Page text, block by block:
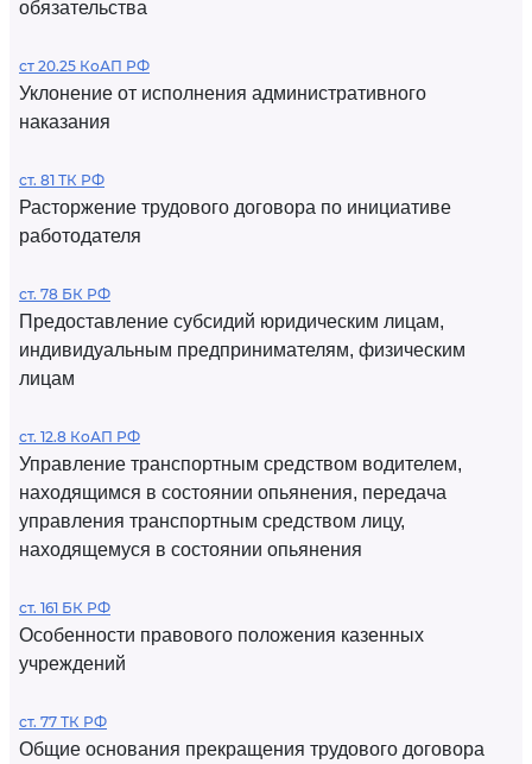
обязательства
ст 20.25 КоАП РФ
Уклонение от исполнения административного
наказания
ст. 81 ТК РФ
Расторжение трудового договора по инициативе
работодателя
ст. 78 БК РФ
Предоставление субсидий юридическим лицам,
индивидуальным предпринимателям, физическим
лицам
ст. 12.8 КоАП РФ
Управление транспортным средством водителем,
находящимся в состоянии опьянения, передача
управления транспортным средством лицу,
находящемуся в состоянии опьянения
ст. 161 БК РФ
Особенности правового положения казенных
учреждений
ст. 77 ТК РФ
Общие основания прекращения трудового договора